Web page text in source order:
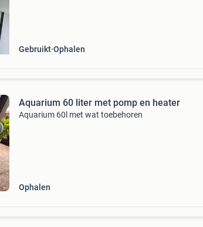
Gebruikt Ophalen
Aquarium 60 liter met pomp en heater
Aquarium 60l met wat toebehoren
Ophalen